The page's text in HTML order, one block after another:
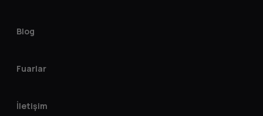
Blog
Fuarlar
İletişim